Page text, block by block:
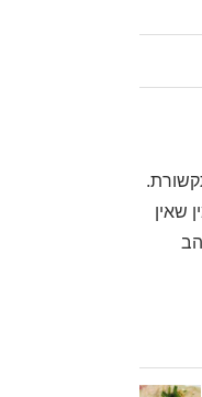
שאין